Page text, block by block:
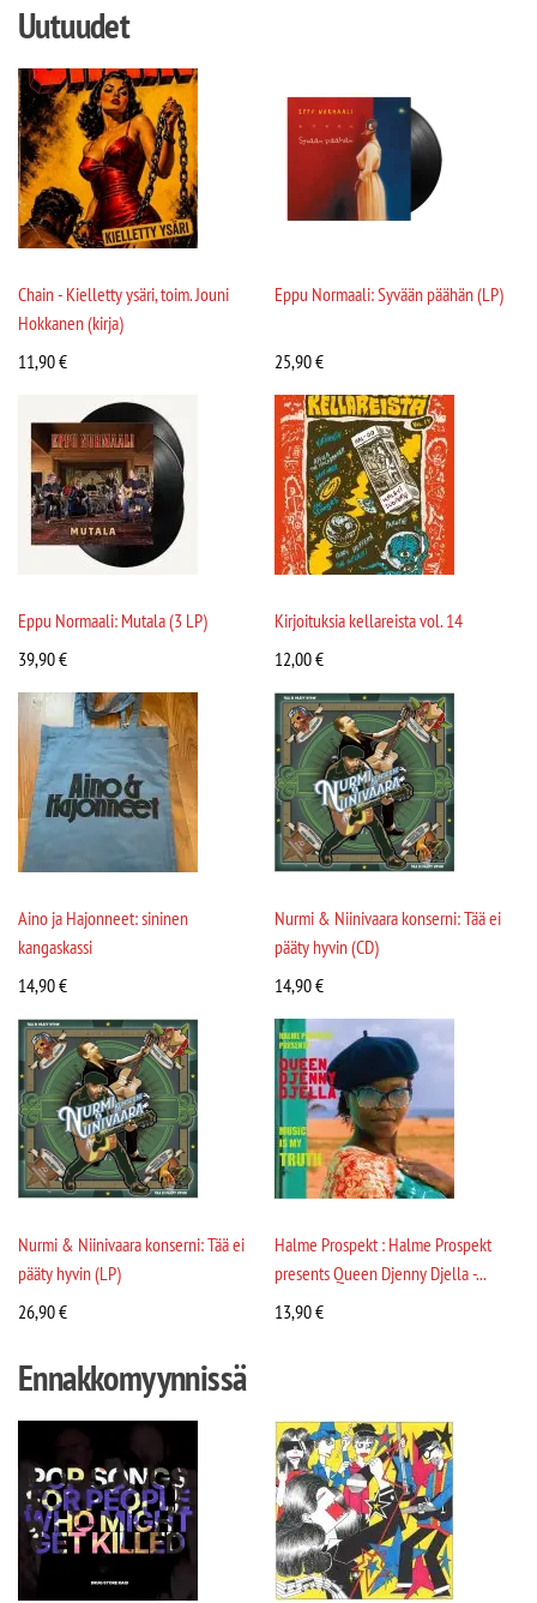
Uutuudet
Chain - Kielletty ysäri, toim. Jouni
Hokkanen (kirja)
11,90€
Eppu Normaali: Syvään päähän (LP)
25,90€
Eppu Normaali: Mutala (3 LP)
39,90€
Kirjoituksia kellareista vol. 14
12,00€
Aino ja Hajonneet: sininen
kangaskassi
14,90€
Nurmi & Niinivaara konserni: Tää ei
pääty hyvin (CD)
14,90€
Nurmi & Niinivaara konserni: Tää ei
pääty hyvin (LP)
26,90€
Halme Prospekt : Halme Prospekt
presents Queen Djenny Djella -...
13,90€
Ennakkomyynnissä